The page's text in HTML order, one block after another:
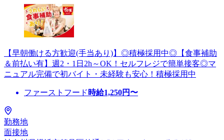
【早朝働ける方歓迎(手当あり)】◎積極採用中◎【食事補助
＆前払い有】週2・1日2h～OK！セルフレジで簡単接客◎マ
ニュアル完備で初バイト・未経験も安心！積極採用中
ファーストフード 時給1,250円〜
勤務地
面接地